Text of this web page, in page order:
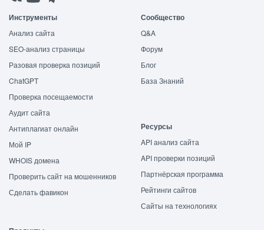
Инструменты
Анализ сайта
SEO-анализ страницы
Разовая проверка позиций
ChatGPT
Проверка посещаемости
Аудит сайта
Антиплагиат онлайн
Мой IP
WHOIS домена
Проверить сайт на мошенников
Сделать фавикон
Сообщество
Q&A
Форум
Блог
База Знаний
Ресурсы
API анализ сайта
API проверки позиций
Партнёрская программа
Рейтинги сайтов
Сайты на технологиях